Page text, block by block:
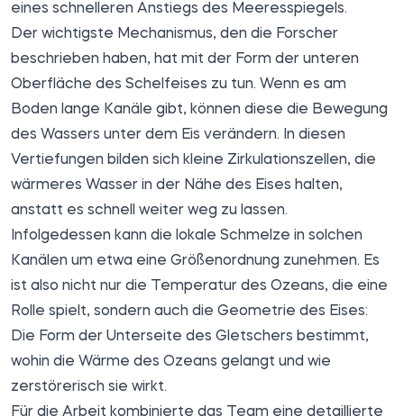
eines schnelleren Anstiegs des Meeresspiegels.
Der wichtigste Mechanismus, den die Forscher
beschrieben haben, hat mit der Form der unteren
Oberfläche des Schelfeises zu tun. Wenn es am
Boden lange Kanäle gibt, können diese die Bewegung
des Wassers unter dem Eis verändern. In diesen
Vertiefungen bilden sich kleine Zirkulationszellen, die
wärmeres Wasser in der Nähe des Eises halten,
anstatt es schnell weiter weg zu lassen.
Infolgedessen kann die lokale Schmelze in solchen
Kanälen um etwa eine Größenordnung zunehmen. Es
ist also nicht nur die Temperatur des Ozeans, die eine
Rolle spielt, sondern auch die Geometrie des Eises:
Die Form der Unterseite des Gletschers bestimmt,
wohin die Wärme des Ozeans gelangt und wie
zerstörerisch sie wirkt.
Für die Arbeit kombinierte das Team eine detaillierte